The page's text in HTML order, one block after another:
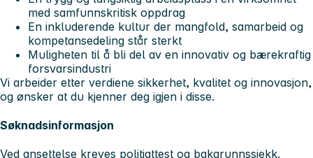
med samfunnskritisk oppdrag
En inkluderende kultur der mangfold, samarbeid og
kompetansedeling står sterkt
Muligheten til å bli del av en innovativ og bærekraftig
forsvarsindustri
Vi arbeider etter verdiene sikkerhet, kvalitet og innovasjon,
og ønsker at du kjenner deg igjen i disse.
Søknadsinformasjon
Ved ansettelse kreves politiattest og bakgrunnssjekk.